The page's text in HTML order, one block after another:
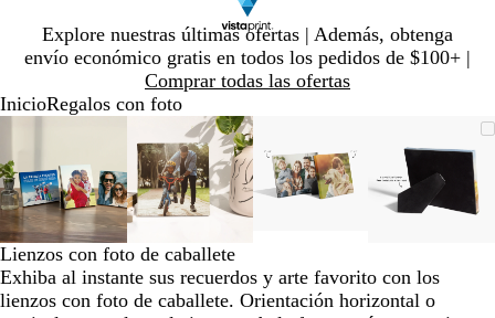
Explore nuestras últimas ofertas | Además, obtenga
envío económico gratis en todos los pedidos de $100+ |
Comprar todas las ofertas
Diapositiva
1
InicioRegalos con foto
ampliable
con
zoom
mínimo
para
expandir
tecla
de
más
(+)
y
menos
(-)
Imagen
ampliable
con
zoom
Ampliado
al
mínimo
Haga
clic
para
expandir
Use
la
tecla
de
más
(+)
y
menos
(-)
ampliable
con
zoom
al
mínimo
clic
para
expandir
la
tecla
de
y
menos
(-)
Imagen
con
zoom
al
mínimo
clic
para
la
tecla
de
más
menos
(-)
de
4
Lienzos con foto de caballete
Exhiba al instante sus recuerdos y arte favorito con los
lienzos con foto de caballete. Orientación horizontal o